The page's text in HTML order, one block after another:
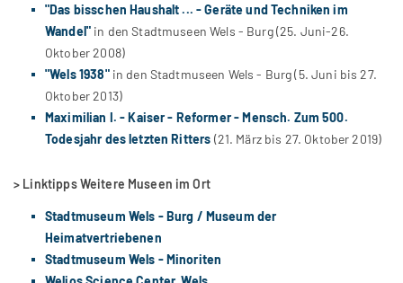
"Das bisschen Haushalt ... - Geräte und Techniken im
Wandel" in den Stadtmuseen Wels - Burg (25. Juni-26.
Oktober 2008)
"Wels 1938"in den Stadtmuseen Wels - Burg (5. Juni bis 27.
Oktober 2013)
Maximilian I. - Kaiser - Reformer - Mensch. Zum 500.
Todesjahr des letzten Ritters (21. März bis 27. Oktober 2019)
> Linktipps Weitere Museen im Ort
Stadtmuseum Wels - Burg / Museum der
Heimatvertriebenen
Stadtmuseum Wels - Minoriten